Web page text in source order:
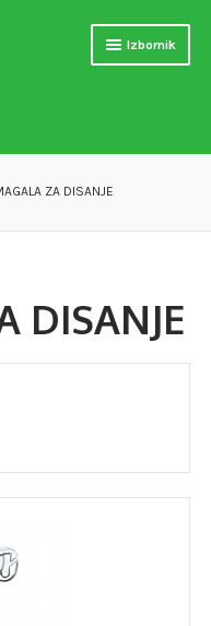
Izbornik
IMUNITETA
ZA DISANJE
DISANJE